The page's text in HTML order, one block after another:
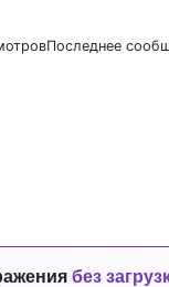
Последнее
без